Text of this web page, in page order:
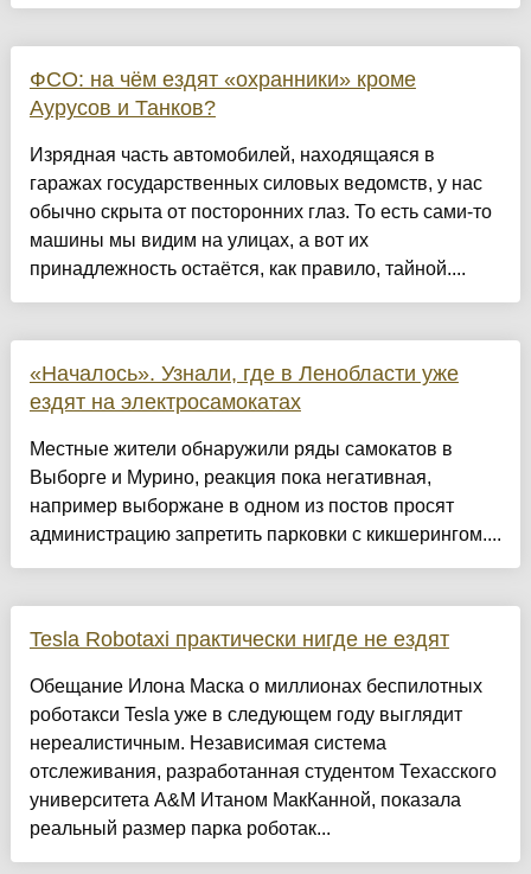
ФСО: на чём ездят «охранники» кроме
Аурусов и Танков?
Изрядная часть автомобилей, находящаяся в
гаражах государственных силовых ведомств, у нас
обычно скрыта от посторонних глаз. То есть сами-то
машины мы видим на улицах, а вот их
принадлежность остаётся, как правило, тайной....
«Началось». Узнали, где в Ленобласти уже
ездят на электросамокатах
Местные жители обнаружили ряды самокатов в
Выборге и Мурино, реакция пока негативная,
например выборжане в одном из постов просят
администрацию запретить парковки с кикшерингом....
Tesla Robotaxi практически нигде не ездят
Обещание Илона Маска о миллионах беспилотных
роботакси Tesla уже в следующем году выглядит
нереалистичным. Независимая система
отслеживания, разработанная студентом Техасского
университета A&M Итаном МакКанной, показала
реальный размер парка роботак...